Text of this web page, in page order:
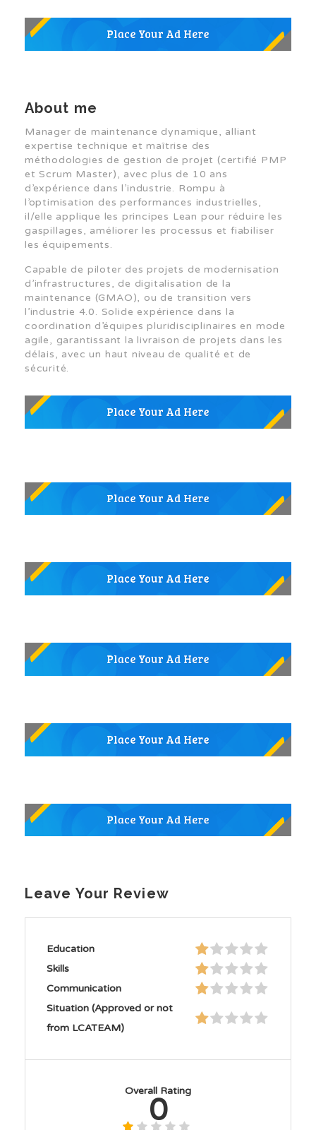
About me
Manager de maintenance dynamique, alliant
expertise technique et maîtrise des
méthodologies de gestion de projet (certifié PMP
et Scrum Master), avec plus de 10 ans
d’expérience dans l’industrie. Rompu à
l’optimisation des performances industrielles,
il/elle applique les principes Lean pour réduire les
gaspillages, améliorer les processus et fiabiliser
les équipements.
Capable de piloter des projets de modernisation
d’infrastructures, de digitalisation de la
maintenance (GMAO), ou de transition vers
l’industrie 4.0. Solide expérience dans la
coordination d’équipes pluridisciplinaires en mode
agile, garantissant la livraison de projets dans les
délais, avec un haut niveau de qualité et de
sécurité.
Leave Your Review
Education
Skills
Communication
Situation (Approved or not
from LCATEAM)
Overall Rating
0